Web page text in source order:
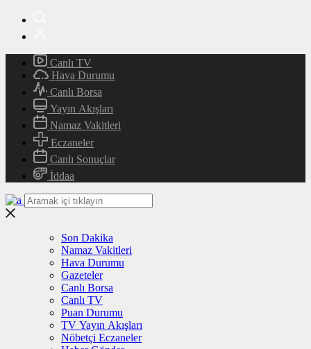
Canlı TV
Hava Durumu
Canlı Borsa
Yayın Akışları
Namaz Vakitleri
Eczaneler
Canlı Sonuçlar
İddaa
Son Dakika
Namaz Vakitleri
Hava Durumu
Gazeteler
Canlı Borsa
Canlı TV
Puan Durumu
TV Yayın Akışları
Nöbetçi Eczaneler